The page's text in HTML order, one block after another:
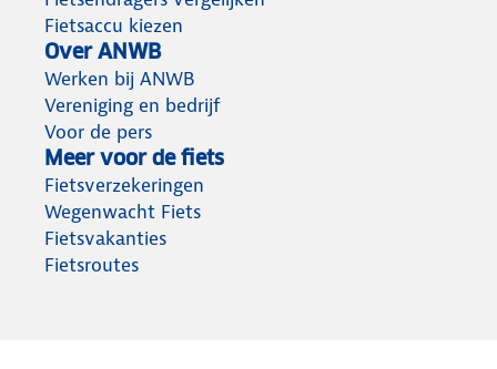
Fietsaccu kiezen
Over ANWB
Werken bij ANWB
Vereniging en bedrijf
Voor de pers
Meer voor de fiets
Fietsverzekeringen
Wegenwacht Fiets
Fietsvakanties
Fietsroutes